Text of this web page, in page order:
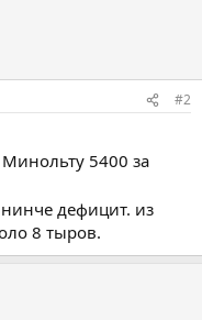
#2
5400 за
дефицит. из
8 тыров.